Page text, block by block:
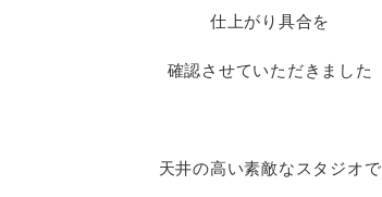
仕上がり具合を
確認させていただきました
天井の高い素敵なスタジオで